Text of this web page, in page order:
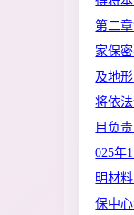
第二
家保
及地
将依
目负
025年
明材
保中